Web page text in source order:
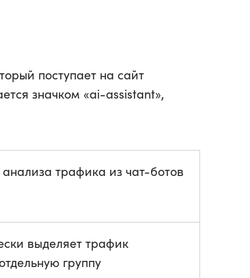
поступает на сайт
значком «ai-assistant»,
трафика из чат-ботов
выделяет трафик
группу